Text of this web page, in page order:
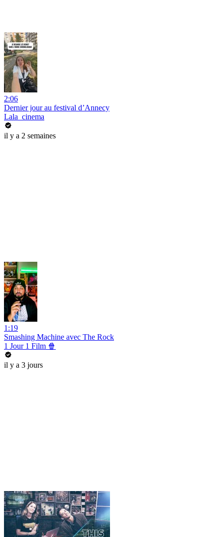
2:06
Dernier jour au festival d’Annecy
Lala_cinema
il y a 2 semaines
1:19
Smashing Machine avec The Rock
1 Jour 1 Film 🍿
il y a 3 jours